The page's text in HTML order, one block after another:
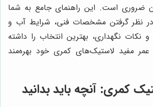
ضروری است. این راهنمای جامع به شما
نظر گرفتن مشخصات فنی، شرایط آب و
نکات نگهداری، بهترین انتخاب را داشته
عمر مفید لاستیک‌های کمری خود بهره‌مند
کمری: آنچه باید بدانید